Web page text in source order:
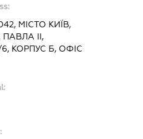
МІСТО КИЇВ,
ІІ,
КОРПУС Б, ОФІС